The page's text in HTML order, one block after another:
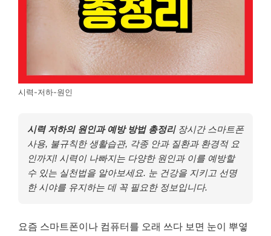
시력-저하-원인
시력 저하의 원인과 예방 방법 총정리장시간 스마트폰
사용, 불규칙한 생활습관, 각종 안과 질환과 환경적 요
인까지! 시력이 나빠지는 다양한 원인과 이를 예방할
수 있는 실천법을 알아보세요. 눈 건강을 지키고 선명
한 시야를 유지하는 데 꼭 필요한 정보입니다.
요즘 스마트폰이나 컴퓨터를 오래 쓰다 보면 눈이 뿌옇